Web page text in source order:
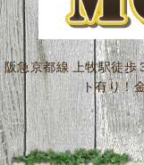
阪急京都線 上牧駅徒歩
ト有り！